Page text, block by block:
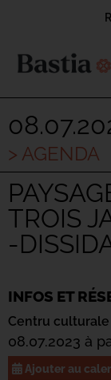
> AGENDA
TROIS
-
INFOS ET
Centru culturale
08.07.2023 à
Ajouter au